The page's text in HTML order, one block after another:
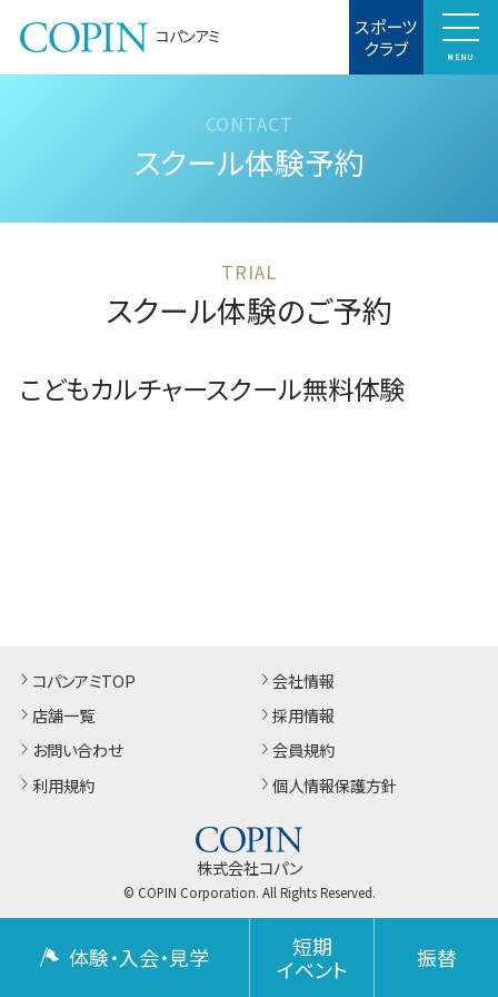
コパンアミ スポーツ
クラブ MENU
スクール体験予約
スクール体験のご予約
こどもカルチャースクール無料体験
コパンアミTOP
店舗一覧
お問い合わせ
利用規約
会社情報
採用情報
会員規約
個人情報保護方針
株式会社コパン
© COPIN Corporation. All Rights Reserved.
体験・入会・見学
短期
イベント
振替